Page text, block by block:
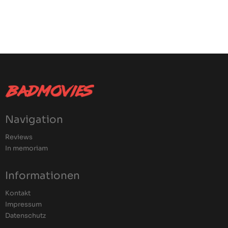
Navigation
Reviews
In memoriam
Informationen
Kontakt
Impressum
Datenschutz